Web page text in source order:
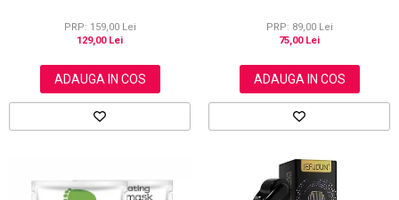
PRP: 159,00 Lei
129,00 Lei
ADAUGA IN COS
PRP: 89,00 Lei
75,00 Lei
ADAUGA IN COS